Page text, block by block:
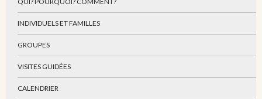
INDIVIDUELS ET FAMILLES
GROUPES
VISITES GUIDÉES
CALENDRIER